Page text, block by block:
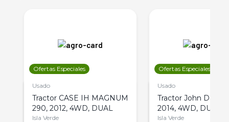
Ofertas Especiales
Usado
Tractor CASE IH MAGNUM
290, 2012, 4WD, DUAL
Isla Verde
Ofertas Especiales
Usado
Tractor John Deere
2014, 4WD, DUAL
Isla Verde